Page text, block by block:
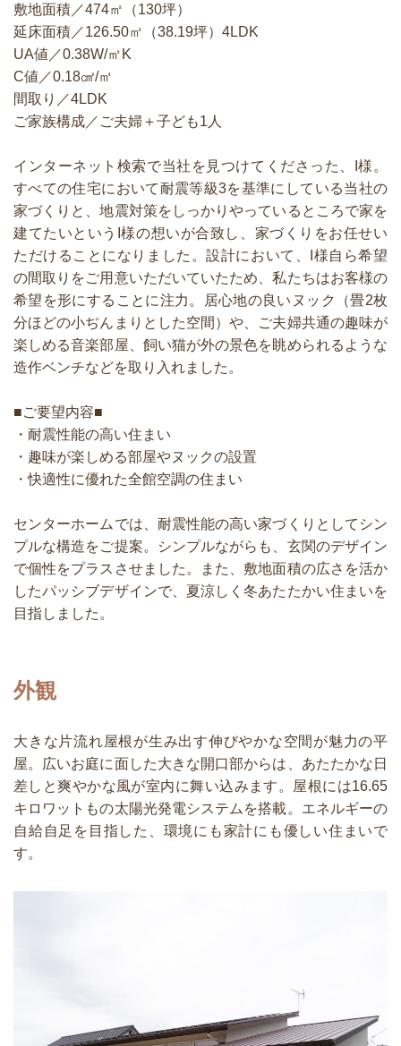
敷地面積／474㎡（130坪）
延床面積／126.50㎡（38.19坪）4LDK
UA値／0.38W/㎡K
C値／0.18㎠/㎡
間取り／4LDK
ご家族構成／ご夫婦＋子ども1人
インターネット検索で当社を見つけてくださった、I様。
すべての住宅において耐震等級3を基準にしている当社の
家づくりと、地震対策をしっかりやっているところで家を
建てたいというI様の想いが合致し、家づくりをお任せい
ただけることになりました。設計において、I様自ら希望
の間取りをご用意いただいていたため、私たちはお客様の
希望を形にすることに注力。居心地の良いヌック（畳2枚
分ほどの小ぢんまりとした空間）や、ご夫婦共通の趣味が
楽しめる音楽部屋、飼い猫が外の景色を眺められるような
造作ベンチなどを取り入れました。
■ご要望内容■
・耐震性能の高い住まい
・趣味が楽しめる部屋やヌックの設置
・快適性に優れた全館空調の住まい
センターホームでは、耐震性能の高い家づくりとしてシン
プルな構造をご提案。シンプルながらも、玄関のデザイン
で個性をプラスさせました。また、敷地面積の広さを活か
したパッシブデザインで、夏涼しく冬あたたかい住まいを
目指しました。
外観
大きな片流れ屋根が生み出す伸びやかな空間が魅力の平
屋。広いお庭に面した大きな開口部からは、あたたかな日
差しと爽やかな風が室内に舞い込みます。屋根には16.65
キロワットもの太陽光発電システムを搭載。エネルギーの
自給自足を目指した、環境にも家計にも優しい住まいで
す。